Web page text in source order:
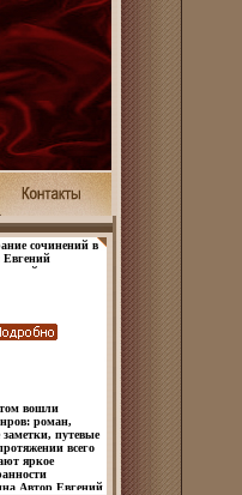
сочинений в
Евгений
в трех
вошли
роман,
путевые
всего
яркое
Автор Евгений